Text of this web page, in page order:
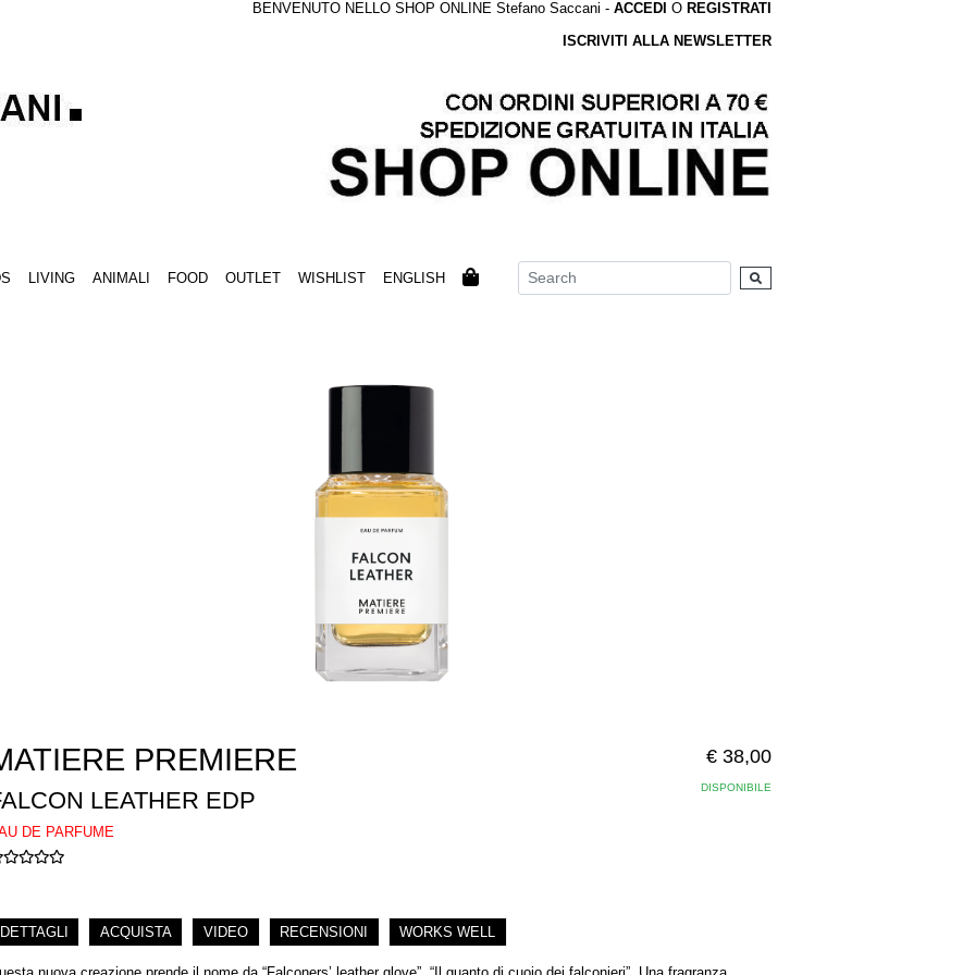
BENVENUTO NELLO SHOP ONLINE Stefano Saccani - ACCEDI O REGISTRATI
ISCRIVITI ALLA NEWSLETTER
LIVING ANIMALI FOOD OUTLET WISHLIST ENGLISH
PREMIERE
LEATHER EDP
DE PARFUME
€ 38,00
DISPONIBILE
DETTAGLI ACQUISTA VIDEO RECENSIONI WORKS WELL